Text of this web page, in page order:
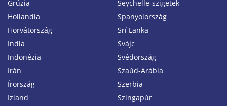
Grúzia
Hollandia
Horvátország
India
Indonézia
Irán
Írország
Izland
Seychelle-szigetek
Spanyolország
Srí Lanka
Svájc
Svédország
Szaúd-Arábia
Szerbia
Szingapúr